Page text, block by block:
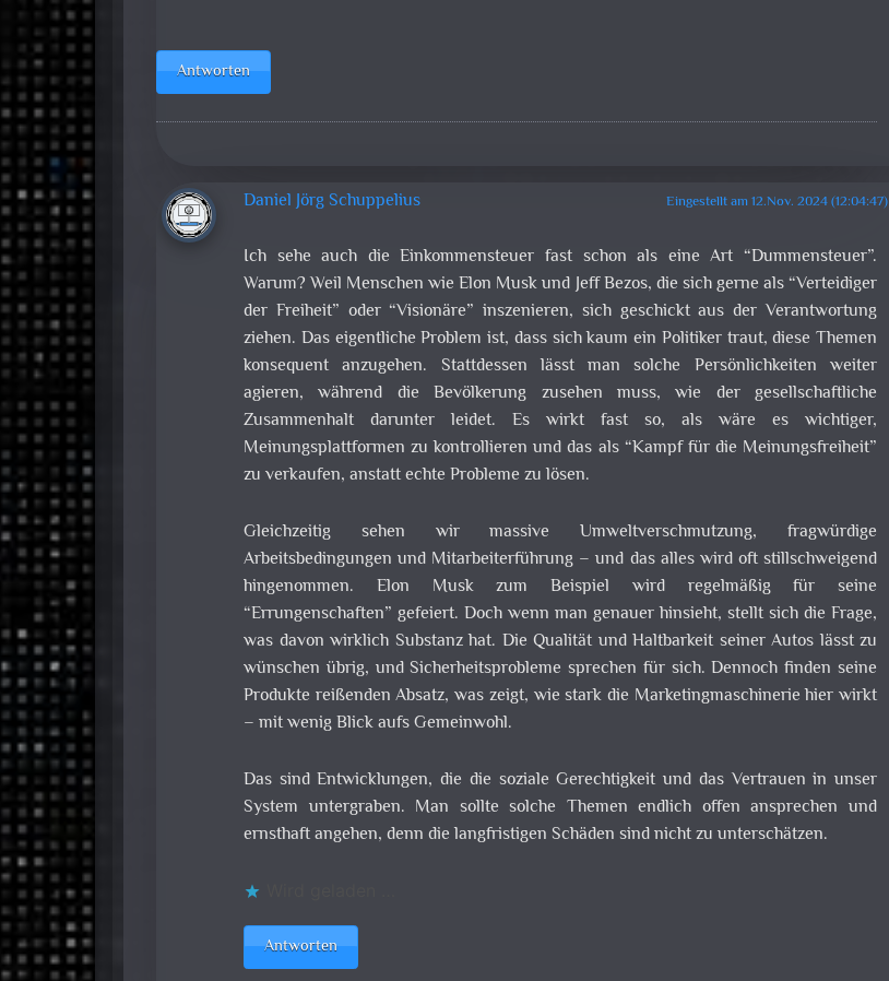
Antworten
Daniel Jörg Schuppelius Eingestellt am 12.Nov. 2024 (12:04:47)
Ich sehe auch die Einkommensteuer fast schon als eine Art “Dummensteuer”.
Warum? Weil Menschen wie Elon Musk und Jeff Bezos, die sich gerne als “Verteidiger
der Freiheit” oder “Visionäre” inszenieren, sich geschickt aus der Verantwortung
ziehen. Das eigentliche Problem ist, dass sich kaum ein Politiker traut, diese Themen
konsequent anzugehen. Stattdessen lässt man solche Persönlichkeiten weiter
agieren, während die Bevölkerung zusehen muss, wie der gesellschaftliche
Zusammenhalt darunter leidet. Es wirkt fast so, als wäre es wichtiger,
Meinungsplattformen zu kontrollieren und das als “Kampf für die Meinungsfreiheit”
zu verkaufen, anstatt echte Probleme zu lösen.
Gleichzeitig sehen wir massive Umweltverschmutzung, fragwürdige
Arbeitsbedingungen und Mitarbeiterführung – und das alles wird oft stillschweigend
hingenommen. Elon Musk zum Beispiel wird regelmäßig für seine
“Errungenschaften” gefeiert. Doch wenn man genauer hinsieht, stellt sich die Frage,
was davon wirklich Substanz hat. Die Qualität und Haltbarkeit seiner Autos lässt zu
wünschen übrig, und Sicherheitsprobleme sprechen für sich. Dennoch finden seine
Produkte reißenden Absatz, was zeigt, wie stark die Marketingmaschinerie hier wirkt
– mit wenig Blick aufs Gemeinwohl.
Das sind Entwicklungen, die die soziale Gerechtigkeit und das Vertrauen in unser
System untergraben. Man sollte solche Themen endlich offen ansprechen und
ernsthaft angehen, denn die langfristigen Schäden sind nicht zu unterschätzen.
Antworten